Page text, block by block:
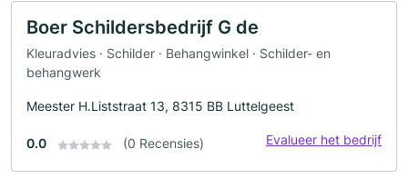
Boer Schildersbedrijf G de
Kleuradvies · Schilder · Behangwinkel · Schilder- en
behangwerk
Meester H.Liststraat 13, 8315 BB Luttelgeest
0.0 (0 Recensies) Evalueer het bedrijf